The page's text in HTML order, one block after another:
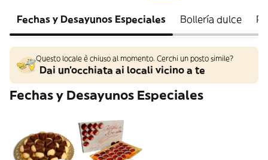
Fechas y Desayunos Especiales Bollería dulce
Questo locale è chiuso al momento. Cerchi un posto simile?
Dai un'occhiata ai locali vicino a te
Fechas y Desayunos Especiales